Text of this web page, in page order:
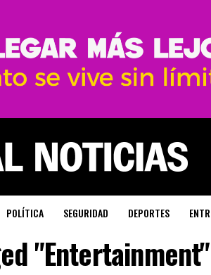
POLÍTICA SEGURIDAD DEPORTES
"Entertainment"